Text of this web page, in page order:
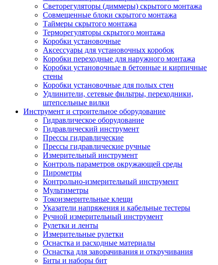
Светорегуляторы (диммеры) скрытого монтажа
Совмещенные блоки скрытого монтажа
Таймеры скрытого монтажа
Терморегуляторы скрытого монтажа
Коробки установочные
Аксессуары для установочных коробок
Коробки переходные для наружного монтажа
Коробки установочные в бетонные и кирпичные
стены
Коробки установочные для полых стен
Удлинители, сетевые фильтры, переходники,
штепсельные вилки
Инструмент и строительное оборудование
Гидравлическое оборудование
Гидравлический инструмент
Прессы гидравлические
Прессы гидравлические ручные
Измерительный инструмент
Контроль параметров окружающей среды
Пирометры
Контрольно-измерительный инструмент
Мультиметры
Токоизмерительные клещи
Указатели напряжения и кабельные тестеры
Ручной измерительный инструмент
Рулетки и ленты
Измерительные рулетки
Оснастка и расходные материалы
Оснастка для заворачивания и откручивания
Биты и наборы бит